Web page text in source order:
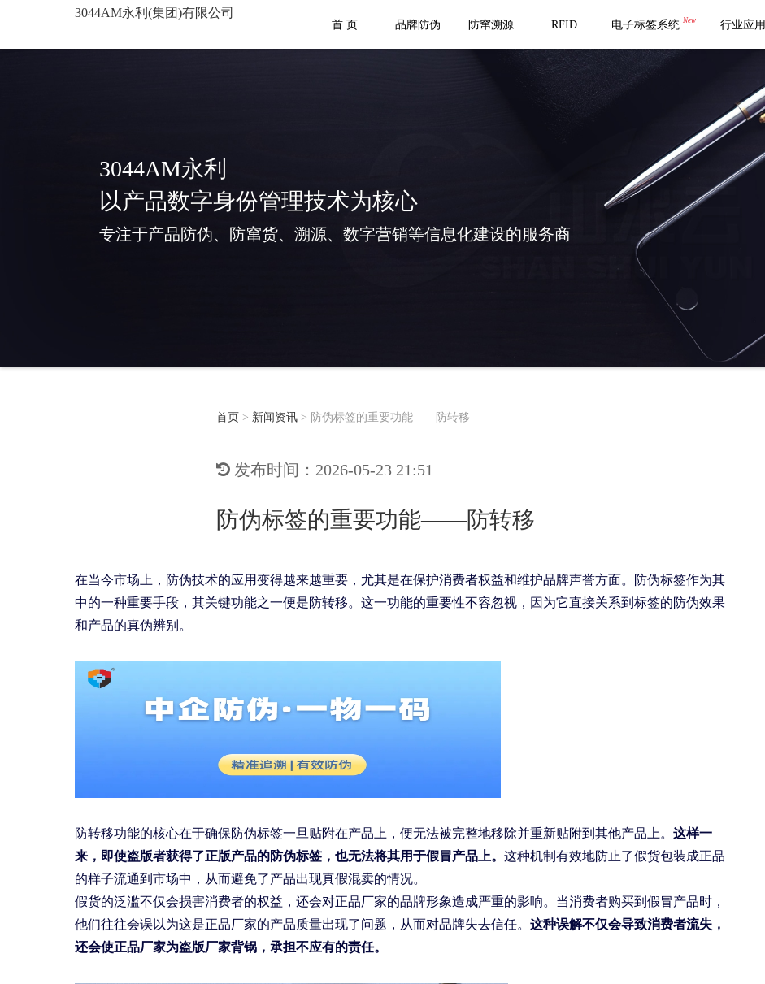
3044AM永利(集团)有限公司
首 页
品牌防伪 防窜溯源 RFID 电子标签系统 New 行业应用
3044AM永利
以产品数字身份管理技术为核心
专注于产品防伪、防窜货、溯源、数字营销等信息化建设的服务商
首页 > 新闻资讯 > 防伪标签的重要功能——防转移
发布时间：2026-05-23 21:51
防伪标签的重要功能——防转移
在当今市场上，防伪技术的应用变得越来越重要，尤其是在保护消费者权益和维护品牌声誉方面。防伪标签作为其
中的一种重要手段，其关键功能之一便是防转移。这一功能的重要性不容忽视，因为它直接关系到标签的防伪效果
和产品的真伪辨别。
防转移功能的核心在于确保防伪标签一旦贴附在产品上，便无法被完整地移除并重新贴附到其他产品上。 这样一
来，即使盗版者获得了正版产品的防伪标签，也无法将其用于假冒产品上。 这种机制有效地防止了假货包装成正品
的样子流通到市场中，从而避免了产品出现真假混卖的情况。
假货的泛滥不仅会损害消费者的权益，还会对正品厂家的品牌形象造成严重的影响。当消费者购买到假冒产品时，
他们往往会误以为这是正品厂家的产品质量出现了问题，从而对品牌失去信任。 这种误解不仅会导致消费者流失，
还会使正品厂家为盗版厂家背锅，承担不应有的责任。